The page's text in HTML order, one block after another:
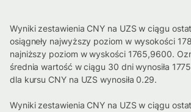
Wyniki zestawienia CNY na UZS w ciągu
osiągneły najwyższy poziom w wysokości
najniższy poziom w wyskości 1765,9600.
średnia wartość w ciągu 30 dni wynosiła
dla kursu CNY na UZS wynosiła 0.29.
Wyniki zestawienia CNY na UZS w ciągu